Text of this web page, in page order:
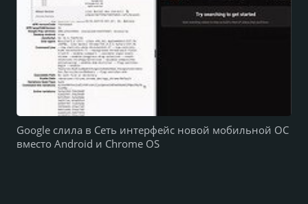
Google слила в Сеть интерфейс новой мобильной ОС
вместо Android и Chrome OS